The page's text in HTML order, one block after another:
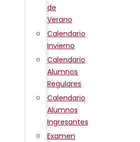
de
Verano
Calendario
Invierno
Calendario
Alumnos
Regulares
Calendario
Alumnos
Ingresantes
Examen